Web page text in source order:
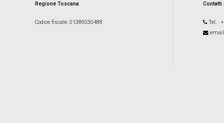
Regione Toscana
Codice fiscale: 01386030488 Tel. :
email